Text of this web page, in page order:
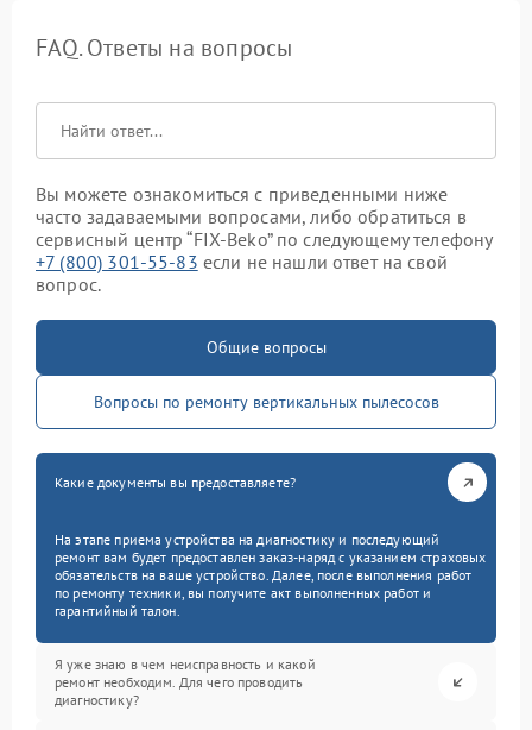
FAQ. Ответы на вопросы
Вы можете ознакомиться с приведенными ниже
часто задаваемыми вопросами, либо обратиться в
сервисный центр “FIX-Beko” по следующему телефону
+7 (800) 301-55-83 если не нашли ответ на свой
вопрос.
Общие вопросы
Вопросы по ремонту вертикальных пылесосов
Какие документы вы предоставляете?
На этапе приема устройства на диагностику и последующий
ремонт вам будет предоставлен заказ-наряд с указанием страховых
обязательств на ваше устройство. Далее, после выполнения работ
по ремонту техники, вы получите акт выполненных работ и
гарантийный талон.
Я уже знаю в чем неисправность и какой
ремонт необходим. Для чего проводить
диагностику?